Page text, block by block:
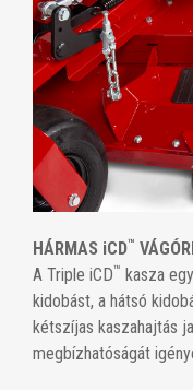
HÁRMAS iCD™
A Triple iCD™ kasza
kidobást, a hátsó
kétszíjas kaszahajtás
megbízhatóságát